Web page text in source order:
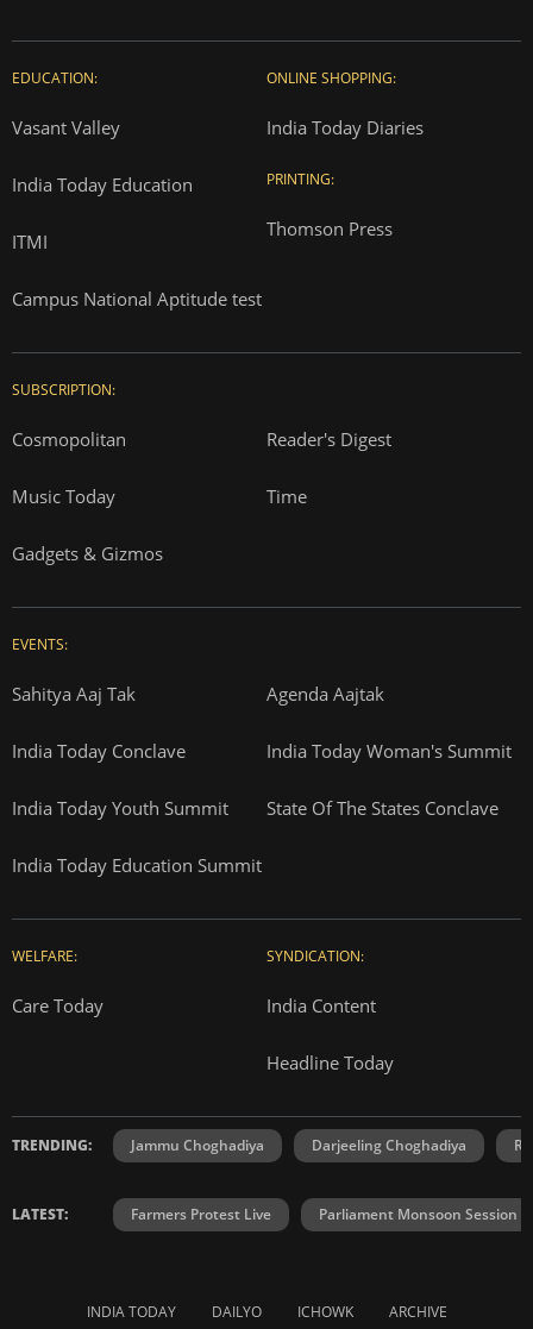
EDUCATION:
Vasant Valley
India Today Education
ITMI
Campus National Aptitude test
ONLINE SHOPPING:
India Today Diaries
PRINTING:
Thomson Press
SUBSCRIPTION:
Cosmopolitan Reader's Digest
Music Today Time
Gadgets & Gizmos
EVENTS:
Sahitya Aaj Tak Agenda Aajtak
India Today Conclave India Today Woman's Summit
India Today Youth Summit State Of The States Conclave
India Today Education Summit
WELFARE:
Care Today
SYNDICATION:
India Content
Headline Today
TRENDING: Jammu Choghadiya Darjeeling Choghadiya
LATEST: Farmers Protest Live Parliament Monsoon Session
INDIA TODAY DAILYO ICHOWK ARCHIVE